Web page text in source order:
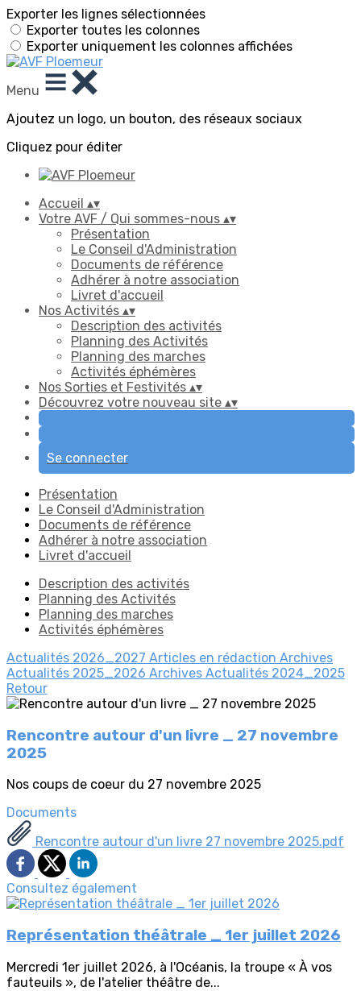
Exporter les lignes sélectionnées
Exporter toutes les colonnes
Exporter uniquement les colonnes affichées
Menu
Ajoutez un logo, un bouton, des réseaux sociaux
Cliquez pour éditer
Accueil ▴▾
Votre AVF / Qui sommes-nous ▴▾
Présentation
Le Conseil d'Administration
Documents de référence
Adhérer à notre association
Livret d'accueil
Nos Activités ▴▾
Description des activités
Planning des Activités
Planning des marches
Activités éphémères
Nos Sorties et Festivités ▴▾
Découvrez votre nouveau site ▴▾
Se connecter
Présentation
Le Conseil d'Administration
Documents de référence
Adhérer à notre association
Livret d'accueil
Description des activités
Planning des Activités
Planning des marches
Activités éphémères
Actualités 2026_2027 Articles en rédaction Archives
Actualités 2025_2026 Archives Actualités 2024_2025
Retour
Rencontre autour d'un livre _ 27 novembre
2025
Nos coups de coeur du 27 novembre 2025
Documents
Rencontre autour d'un livre 27 novembre 2025.pdf
Consultez également
Représentation théâtrale _ 1er juillet 2026
Mercredi 1er juillet 2026, à l'Océanis, la troupe « À vos
fauteuils », de l'atelier théâtre de...